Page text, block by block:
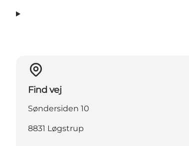
Find vej
Søndersiden 10
8831 Løgstrup